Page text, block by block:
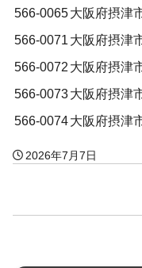
566-0065大阪府摂津
566-0071 大阪府摂津
566-0072 大阪府摂津
566-0073大阪府摂津
566-0074大阪府摂津
2026年7月7日